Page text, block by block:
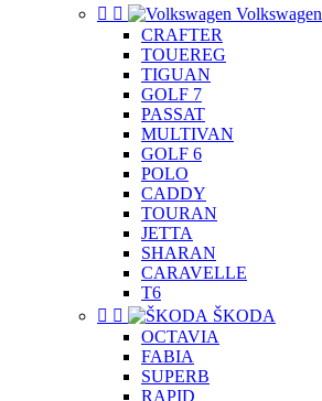
 
Volkswagen
CRAFTER
TOUEREG
TIGUAN
GOLF 7
PASSAT
MULTIVAN
GOLF 6
POLO
CADDY
TOURAN
JETTA
SHARAN
CARAVELLE
T6
 
ŠKODA
OCTAVIA
FABIA
SUPERB
RAPID